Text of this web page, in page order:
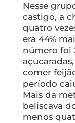
Nesse
castigo, a
quatro
era 44%
número foi
comer
período
Mais da
beliscava
menos